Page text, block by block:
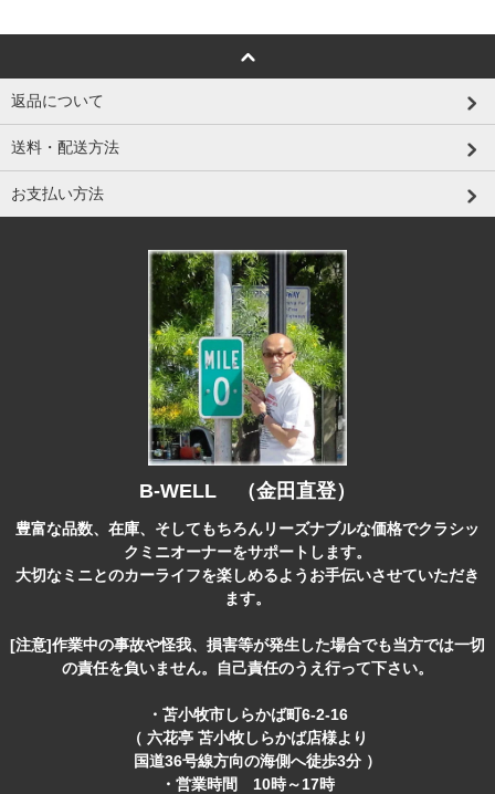
返品について
送料・配送方法
お支払い方法
B-WELL （金田直登）
豊富な品数、在庫、そしてもちろんリーズナブルな価格でクラシッ
クミニオーナーをサポートします。
大切なミニとのカーライフを楽しめるようお手伝いさせていただき
ます。
[注意]作業中の事故や怪我、損害等が発生した場合でも当方では一切
の責任を負いません。自己責任のうえ行って下さい。
・苫小牧市しらかば町6-2-16
（ 六花亭 苫小牧しらかば店様より
国道36号線方向の海側へ徒歩3分 ）
・営業時間 10時～17時